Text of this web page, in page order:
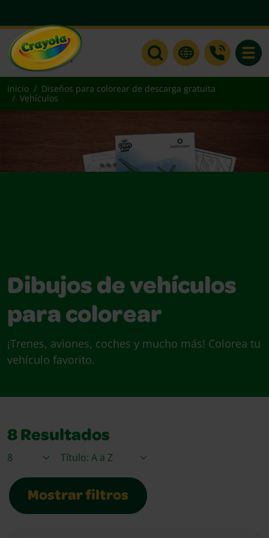
Inicio
Diseños para colorear de descarga gratuita
Vehículos
Dibujos de vehículos
para colorear
¡Trenes, aviones, coches y mucho más! Colorea tu
vehículo favorito.
8 Resultados
Elementos / Página
Ordenar por
Mostrar filtros